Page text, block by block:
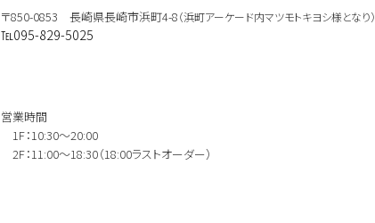
〒850-0853 長崎県長崎市浜町4-8（浜町アーケード内マツモトキヨシ様となり）
℡095-829-5025
営業時間
1F：10:30〜20:00
2F：11:00～18:30（18:00ラストオーダー）